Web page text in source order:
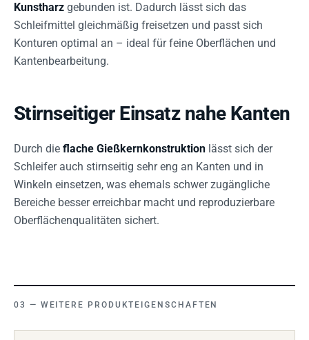
Kunstharz gebunden ist. Dadurch lässt sich das
Schleifmittel gleichmäßig freisetzen und passt sich
Konturen optimal an – ideal für feine Oberflächen und
Kantenbearbeitung.
Stirnseitiger Einsatz nahe Kanten
Durch die flache Gießkernkonstruktion lässt sich der
Schleifer auch stirnseitig sehr eng an Kanten und in
Winkeln einsetzen, was ehemals schwer zugängliche
Bereiche besser erreichbar macht und reproduzierbare
Oberflächenqualitäten sichert.
WEITERE PRODUKTEIGENSCHAFTEN